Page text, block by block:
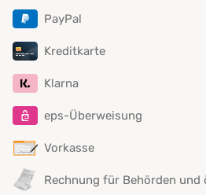
PayPal
Kreditkarte
Klarna
eps-Überweisung
Vorkasse
Rechnung für Behörden